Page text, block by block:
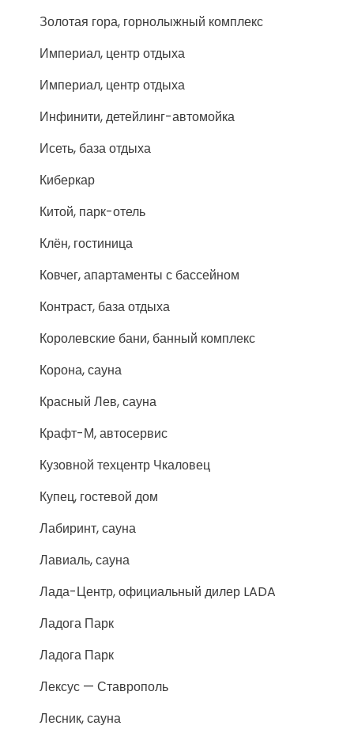
Золотая гора, горнолыжный комплекс
Империал, центр отдыха
Империал, центр отдыха
Инфинити, детейлинг-автомойка
Исеть, база отдыха
Киберкар
Китой, парк-отель
Клён, гостиница
Ковчег, апартаменты с бассейном
Контраст, база отдыха
Королевские бани, банный комплекс
Корона, сауна
Красный Лев, сауна
Крафт-М, автосервис
Кузовной техцентр Чкаловец
Купец, гостевой дом
Лабиринт, сауна
Лавиаль, сауна
Лада-Центр, официальный дилер LADA
Ладога Парк
Ладога Парк
Лексус — Ставрополь
Лесник, сауна